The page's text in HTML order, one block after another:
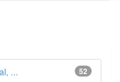
52
...